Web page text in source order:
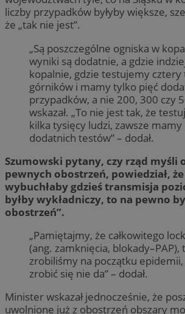
liczby przypadków byłyby większe,
że „tak nie jest”.
„Są poszczególne ogniska w
wyniki są dodatnie, a gdzie
kopalnie, gdzie testujemy cztery
górników i mamy tylko pięć
przypadków, a nie 200, 300 czy
wskazał. „To nie jest tak, że
kilka tysięcy ludzi, zawsze
dodatnich testów” – dodał.
Szumowski pytany, czy rząd myśli
pewnych obostrzeń, powiedział,
wybuchłaby gdzieś transmisja
byłby wykładniczy, to na pewno
obostrzeń”.
„Pamiętajmy, że całkowitego
(ang. zamknięcia, blokady–PAP),
zrobiliśmy na początku
zrobić się nie da” – dodał.
Minister wskazał jednocześnie, że
uwolnione już z obostrzeń obszary